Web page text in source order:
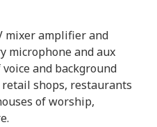
mixer amplifier and
microphone and aux
and background
shops, restaurants
of worship,